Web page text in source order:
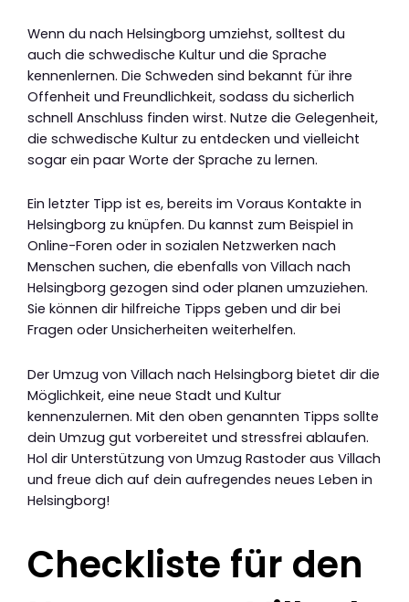
Wenn du nach Helsingborg umziehst, solltest du
auch die schwedische Kultur und die Sprache
kennenlernen. Die Schweden sind bekannt für ihre
Offenheit und Freundlichkeit, sodass du sicherlich
schnell Anschluss finden wirst. Nutze die Gelegenheit,
die schwedische Kultur zu entdecken und vielleicht
sogar ein paar Worte der Sprache zu lernen.
Ein letzter Tipp ist es, bereits im Voraus Kontakte in
Helsingborg zu knüpfen. Du kannst zum Beispiel in
Online-Foren oder in sozialen Netzwerken nach
Menschen suchen, die ebenfalls von Villach nach
Helsingborg gezogen sind oder planen umzuziehen.
Sie können dir hilfreiche Tipps geben und dir bei
Fragen oder Unsicherheiten weiterhelfen.
Der Umzug von Villach nach Helsingborg bietet dir die
Möglichkeit, eine neue Stadt und Kultur
kennenzulernen. Mit den oben genannten Tipps sollte
dein Umzug gut vorbereitet und stressfrei ablaufen.
Hol dir Unterstützung von Umzug Rastoder aus Villach
und freue dich auf dein aufregendes neues Leben in
Helsingborg!
Checkliste für den